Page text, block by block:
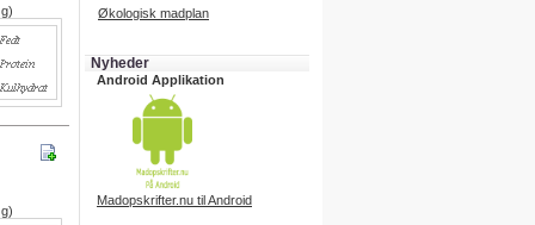
Økologisk madplan
Nyheder
Android Applikation
Madopskrifter.nu til Android